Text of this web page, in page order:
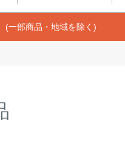
(一部商品・地域を除く)